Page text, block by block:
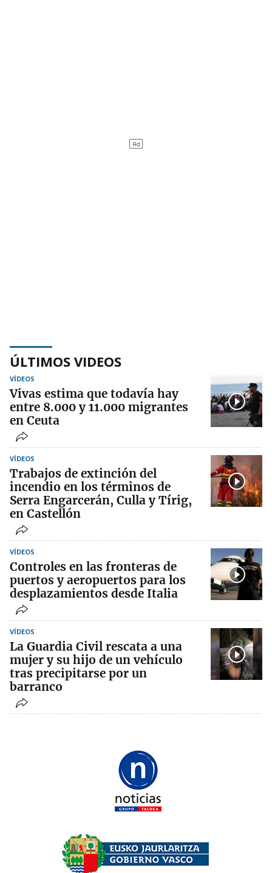
ÚLTIMOS VIDEOS
VÍDEOS
Vivas estima que todavía hay
entre 8.000 y 11.000 migrantes
en Ceuta
VÍDEOS
Trabajos de extinción del
incendio en los términos de
Serra Engarcerán, Culla y Tírig,
en Castellón
VÍDEOS
Controles en las fronteras de
puertos y aeropuertos para los
desplazamientos desde Italia
VÍDEOS
La Guardia Civil rescata a una
mujer y su hijo de un vehículo
tras precipitarse por un
barranco